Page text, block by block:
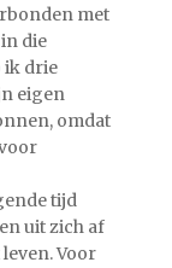
met
die
ik drie
eigen
omdat
tijd
uit zich af
Voor